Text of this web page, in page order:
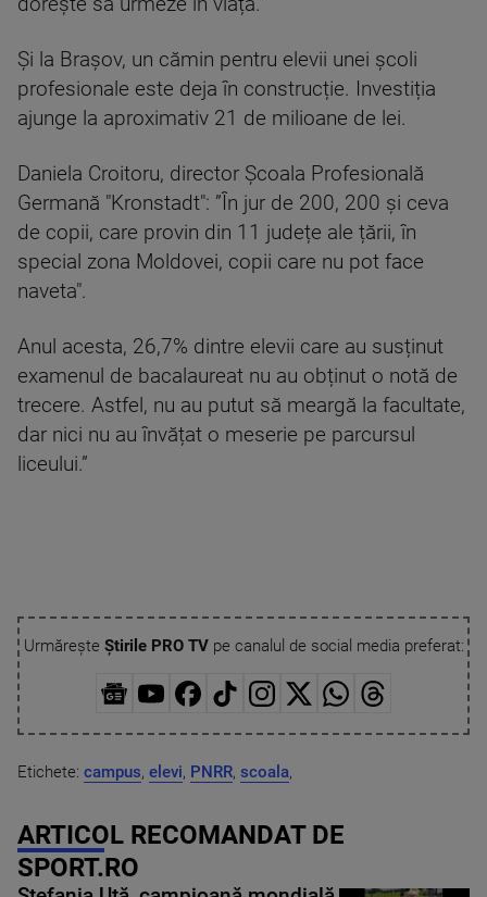
Și la Brașov, un cămin pentru elevii unei școli
profesionale este deja în construcție. Investiția
ajunge la aproximativ 21 de milioane de lei.
Daniela Croitoru, director Școala Profesională
Germană "Kronstadt": ”În jur de 200, 200 și ceva
de copii, care provin din 11 județe ale țării, în
special zona Moldovei, copii care nu pot face
naveta".
Anul acesta, 26,7% dintre elevii care au susținut
examenul de bacalaureat nu au obținut o notă de
trecere. Astfel, nu au putut să meargă la facultate,
dar nici nu au învățat o meserie pe parcursul
liceului.”
Urmărește Știrile PRO TVpe canalul de social media preferat:
Etichete: campus, elevi, PNRR, scoala,
ARTICOL RECOMANDAT DE
SPORT.RO